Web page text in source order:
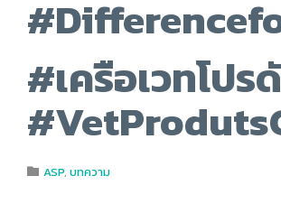
#เครือเวทโปร
 Category
ASP, บทความ